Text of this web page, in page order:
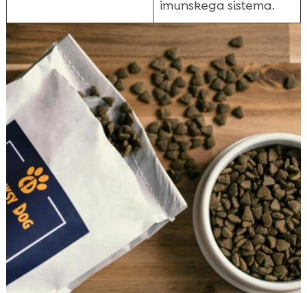
imunskega sistema.